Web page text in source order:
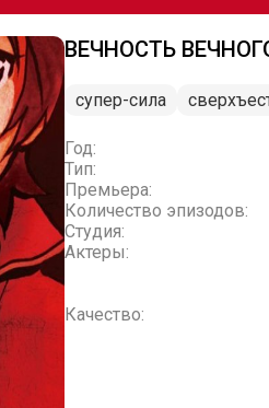
ВЕЧНОСТЬ
супер-сила
Год:
Тип:
Премьера:
Количество эпизодов:
Студия:
Актеры:
Качество: